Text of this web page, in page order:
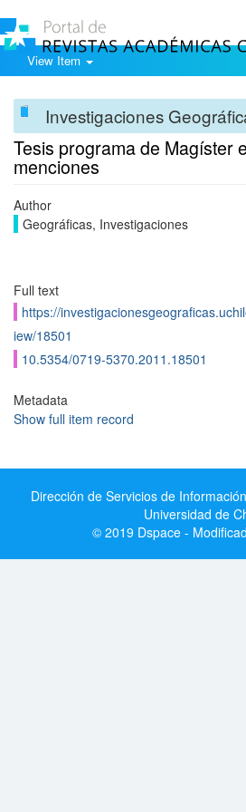
View Item
Investigaciones
Tesis programa de Magíster
menciones
Author
Geográficas, Investigaciones
Full text
https://
iew/18501
10.5354/0719-5370.2011.18501
Metadata
Show full item record
Dirección de Servicios de
Universidad de
© 2019 Dspace -